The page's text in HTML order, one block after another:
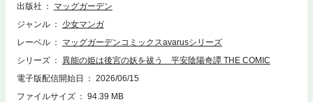
陽生に扮し、彼の弟子として宮中で呪詛の謎に迫り…!?【連載時のカラー
ページを完全収録！】
出版社
マッグガーデン
ジャンル
少女マンガ
レーベル
マッグガーデンコミックスavarusシリーズ
シリーズ
異能の姫は後宮の妖を祓う 平安陰陽奇譚 THE COMIC
電子版配信開始日
2026/06/15
ファイルサイズ
94.39 MB